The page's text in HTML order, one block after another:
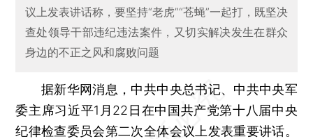
议上发表讲话称，要坚持“老虎”“苍蝇”一起打，既坚决
查处领导干部违纪违法案件，又切实解决发生在群众
身边的不正之风和腐败问题
据新华网消息，中共中央总书记、中共中央军
委主席习近平1月22日在中国共产党第十八届中央
纪律检查委员会第二次全体会议上发表重要讲话。